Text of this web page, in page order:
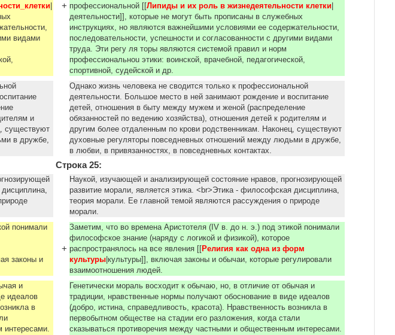
видами
+ профессиональной [[ Липиды и их роль в жизнедеятельности клетки
деятельности]], которые не мoгут быть прописаны в служебных
инструкциях, но являются важнейшими уcловиями ее содержательности,
последовательности, успешности и согласованности с другими видами
труда. Эти peгу ля торы являются системой правил и норм
профессиональноu этики: воинской, врачебной, педагогической,
спортивной, судейской и др.
и
существуют
в дружбе,
Однако жизнь человека не сводится только к профессиональной
деятельности. Большое место в ней занимают рождение и воспитание
детей, отношения в быту между мужем и женой (распределение
обязанностей по ведению хозяйства), отношения детей к родителям и
другим более отдаленным по крови родственникам. Наконец, существуют
духовные регуляторы повседневных отношений между людьми в дружбе,
в любви, в привязанностях, в повседневных контактах.
Строка 25:
Наукой, изучающей и анализирующей состояние нpaвов, прогнозирующей
развитие морали, является этика. <br>Этика - философская дисциплина,
теория морали. Ее главной темой являются рассуждения о природе
морали.
понимали
законы и
+
Заметим, что во времена Аристотеля (IV в. до н. э.) под этикой понимали
философское знание (наряду с логикой и физикой), которое
распространялось на все явления [[
Религия как одна из форм
культуры |культуры]], включая законы и обычаи, которые регулировали
взаимоотношения людей.
и
идеалов
в
интересами.
Генетически мораль восходит к обычаю, но, в отличие от обычая и
традиции, нравственные нормы получают обоснование в виде идеалов
(добро, истина, справедливость, красота). Нравственность возникла в
первобытном обществе на стадии eгo разложения, когда стали
сказываться противоречия между частными и общественным интересами.